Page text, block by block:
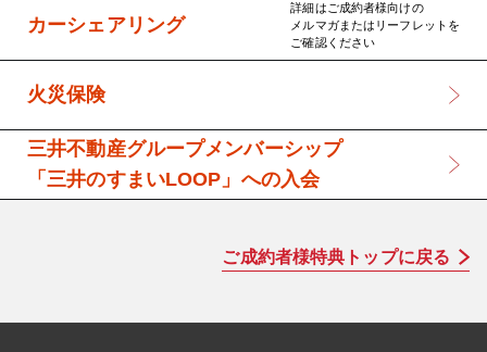
カーシェアリング
詳細はご成約者様向けの
メルマガまたはリーフレットを
ご確認ください
火災保険
三井不動産グループメンバーシップ
「三井のすまいLOOP」への入会
ご成約者様特典トップに戻る